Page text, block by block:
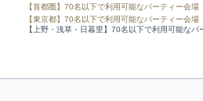
【首都圏】70名以下で利用可能なパーティー会場
【東京都】70名以下で利用可能なパーティー会場
【上野・浅草・日暮里】70名以下で利用可能なパ